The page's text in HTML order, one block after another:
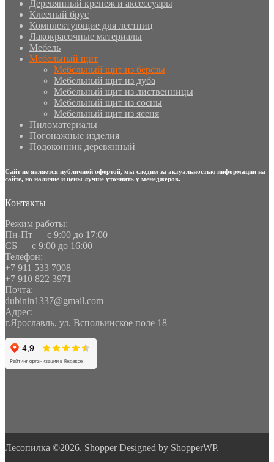
Деревянный крепеж и аксессуары
Клееный брус
Комплектующие для лестниц
Лакокрасочные материалы
Мебель
Мебельный щит
Мебельный щит из березы
Мебельный щит из дуба
Мебельный щит из лиственницы
Мебельный щит из сосны
Мебельный щит из ясеня
Пиломатериалы
Погонажные изделия
Подоконник деревянный
Сайт не является публичной офертой, мы следим за актуальностью информации на
сайте, но наличие и цены лучше уточнять у менеджеров.
Контакты
Режим работы:
Пн-Пт — с 9:00 до 17:00
СБ — с 9:00 до 16:00
Телефон:
+7 911 533 7008
+7 910 822 3971
Почта:
dubinin1337@gmail.com
Адрес:
г.Ярославль, ул. Вспольинское поле 18
Лесопилка ©2026. ShopperDesigned by ShopperWP.